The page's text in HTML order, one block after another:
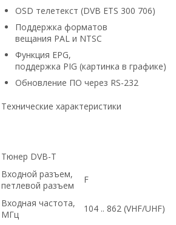
OSD телетекст (DVB ETS 300 706)
Поддержка форматов
вещания PAL и NTSC
Функция EPG,
поддержка PIG (картинка в графике)
Обновление ПО через RS-232
Технические характеристики
Тюнер DVB-T
Входной разъем,
петлевой разъем
F
Входная частота,
МГц
104 .. 862 (VHF/UHF)